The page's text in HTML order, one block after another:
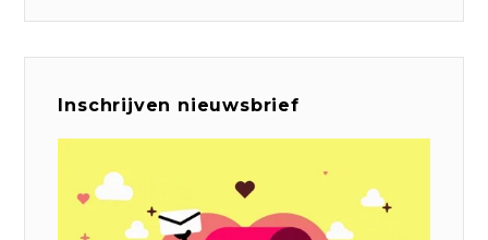
Inschrijven nieuwsbrief